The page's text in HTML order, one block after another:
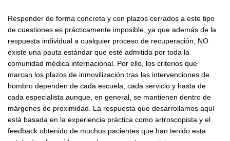
Responder de forma concreta y con plazos cerrados a este tipo
de cuestiones es prácticamente imposible, ya que además de la
respuesta individual a cualquier proceso de recuperación, NO
existe una pauta estándar que esté admitida por toda la
comunidad médica internacional. Por ello, los criterios que
marcan los plazos de inmovilización tras las intervenciones de
hombro dependen de cada escuela, cada servicio y hasta de
cada especialista aunque, en general, se mantienen dentro de
márgenes de proximidad. La respuesta que desarrollamos aquí
está basada en la experiencia práctica como artroscopista y el
feedback obtenido de muchos pacientes que han tenido esta